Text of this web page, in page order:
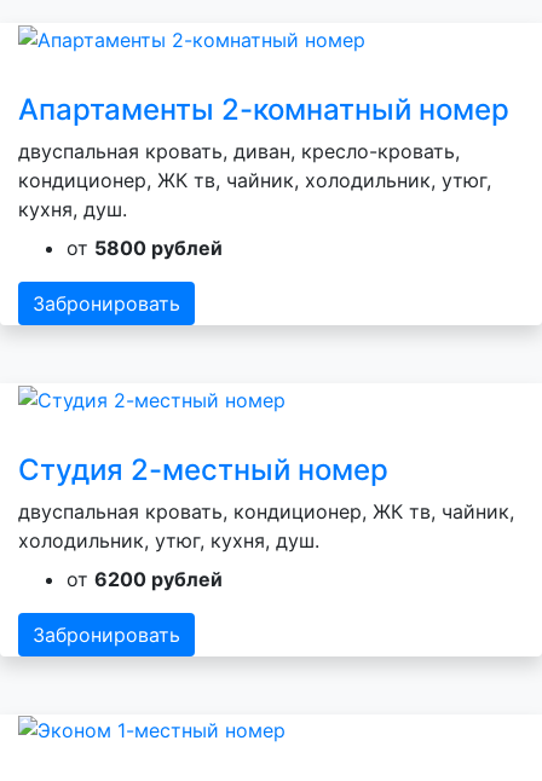
Апартаменты 2-комнатный номер
двуспальная кровать, диван, кресло-кровать,
кондиционер, ЖК тв, чайник, холодильник, утюг,
кухня, душ.
от 5800 рублей
Забронировать
Студия 2-местный номер
двуспальная кровать, кондиционер, ЖК тв, чайник,
холодильник, утюг, кухня, душ.
от 6200 рублей
Забронировать